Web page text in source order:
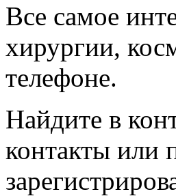
Все самое
хирургии,
телефоне.
Найдите в
контакты или